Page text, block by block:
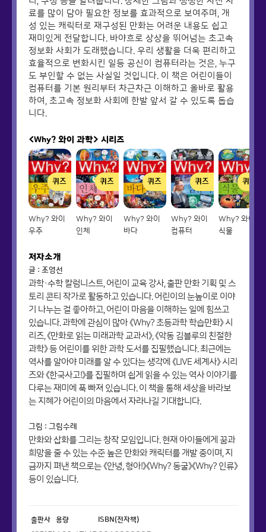
료를 많이 담아 필요한 정보를 효과적으로 보여주며, 개
성 있는 캐릭터로 재구성된 만화는 어려운 내용도 쉽고
재미있게 전달합니다. 바야흐로 상상을 뛰어넘는 초고속
정보화 사회가 도래했습니다. 우리 생활을 더욱 편리하고
효율적으로 변화시킨 일등 공신이 컴퓨터라는 것은, 누구
도 부인할 수 없는 사실일 것입니다. 이 책은 어린이들이
컴퓨터를 기본 원리부터 차근차근 이해하고 올바로 활용
하여, 초고속 정보화 사회에 한발 앞서 갈 수 있도록 돕습
니다.
<Why? 와이 과학> 시리즈
퀴즈
Why? 와이
우주
퀴즈
Why? 와이
인체
퀴즈
Why? 와이
바다
퀴즈
Why? 와이
컴퓨터
퀴즈
Why? 와이
식물
저자소개
글 : 조영선
과학·수학 칼럼니스트, 어린이 교육 강사, 출판 만화 기획 및 스
토리 콘티 작가로 활동하고 있습니다. 어린이의 눈높이로 이야
기 나누는 걸 좋아하고, 어린이 마음을 이해하는 일에 힘쓰고
있습니다. 과학에 관심이 많아 《Why? 초등과학 학습만화》 시
리즈, 《만화로 읽는 미래과학 교과서》, 《악동 김블루의 친절한
과학》 등 어린이를 위한 과학 도서를 집필했습니다. 최근에는
역사를 알아야 미래를 알 수 있다는 생각에 《LIVE 세계사》 시리
즈와 《한국사고!》를 집필하며 쉽게 읽을 수 있는 역사 이야기를
다루는 재미에 푹 빠져 있습니다. 이 책을 통해 세상을 바라보
는 지혜가 어린이의 마음에서 자라나길 기대합니다.
그림 : 그림수레
만화와 삽화를 그리는 창작 모임입니다. 현재 아이들에게 꿈과
희망을 줄 수 있는 수준 높은 만화와 캐릭터를 개발 중이며, 지
금까지 펴낸 책으로는 《안녕, 형아!》《Why? 동굴》《Why? 인류》
등이 있습니다.
출판사 용량 ISBN(전자책)